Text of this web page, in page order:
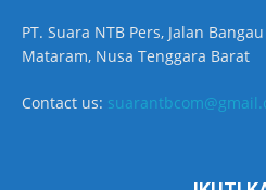
PT. Suara NTB Pers, Jalan
Mataram, Nusa Tenggara Barat
Contact us: